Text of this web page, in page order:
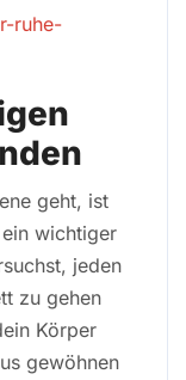
ruhe-
geht, ist
wichtiger
jeden
zu gehen
Körper
gewöhnen